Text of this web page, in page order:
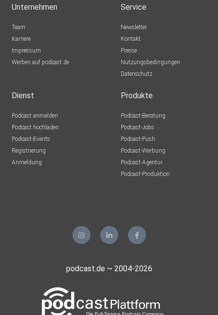
Unternehmen
Team
Karriere
Impressum
Werben auf podcast.de
Service
Newsletter
Kontakt
Presse
Nutzungsbedingungen
Datenschutz
Dienst
Podcast anmelden
Podcast hochladen
Podcast-Events
Registrierung
Anmeldung
Produkte
Podcast-Beratung
Podcast-Jobs
Podcast-Push
Podcast-Werbung
Podcast-Agentur
Podcast-Produktion
podcast.de ~ 2004-2026